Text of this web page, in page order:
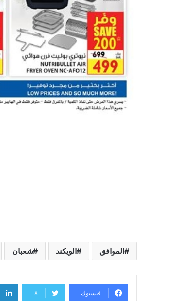
الموافق الويكند شعبان
فيسبوك X